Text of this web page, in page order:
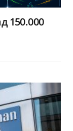
150.000